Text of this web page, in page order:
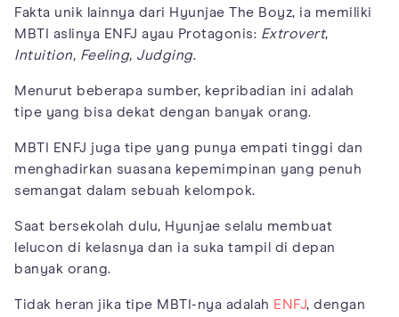
Fakta unik lainnya dari Hyunjae The Boyz, ia memiliki
MBTI aslinya ENFJ ayau Protagonis: Extrovert,
Intuition, Feeling, Judging.
Menurut beberapa sumber, kepribadian ini adalah
tipe yang bisa dekat dengan banyak orang.
MBTI ENFJ juga tipe yang punya empati tinggi dan
menghadirkan suasana kepemimpinan yang penuh
semangat dalam sebuah kelompok.
Saat bersekolah dulu, Hyunjae selalu membuat
lelucon di kelasnya dan ia suka tampil di depan
banyak orang.
Tidak heran jika tipe MBTI-nya adalah ENFJ, dengan